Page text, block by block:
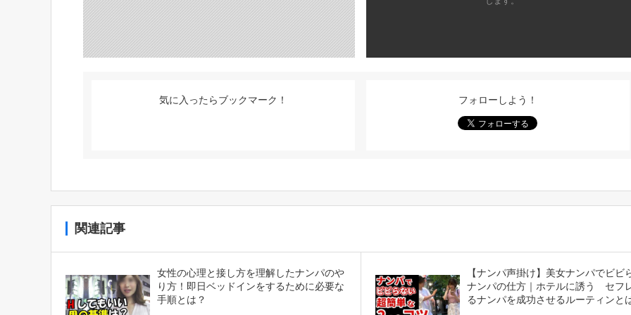
気に入ったらブックマーク！ フォローしよう！
関連記事
女性の心理と接し方を理解したナンパのや
り方！即日ベッドインをするために必要な
手順とは？
【ナンパ声掛け】美女ナンパでビビ
ナンパの仕方｜ホテルに誘う セフ
るナンパを成功させるルーティンと